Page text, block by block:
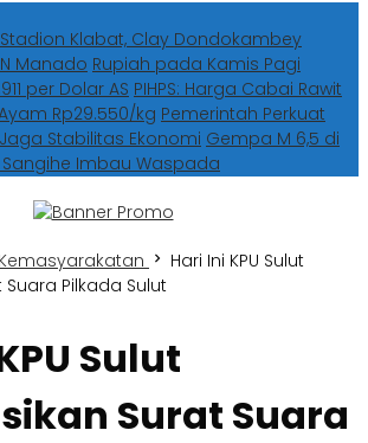
Klabat, Clay Dondokambey
Manado Rupiah pada Kamis Pagi
per Dolar AS PIHPS: Harga Cabai Rawit
Rp29.550/kg Pemerintah Perkuat
Stabilitas Ekonomi Gempa M 6,5 di
Imbau Waspada
Hari Ini KPU Sulut
Pilkada Sulut
Sulut
Surat Suara